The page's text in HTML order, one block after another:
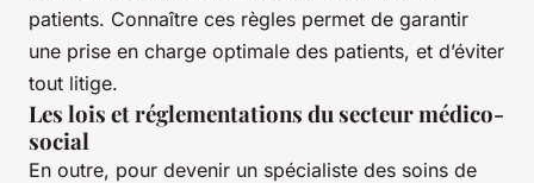
patients. Connaître ces règles permet de garantir
une prise en charge optimale des patients, et d’éviter
tout litige.
Les lois et réglementations du secteur médico-
social
En outre, pour devenir un spécialiste des soins de